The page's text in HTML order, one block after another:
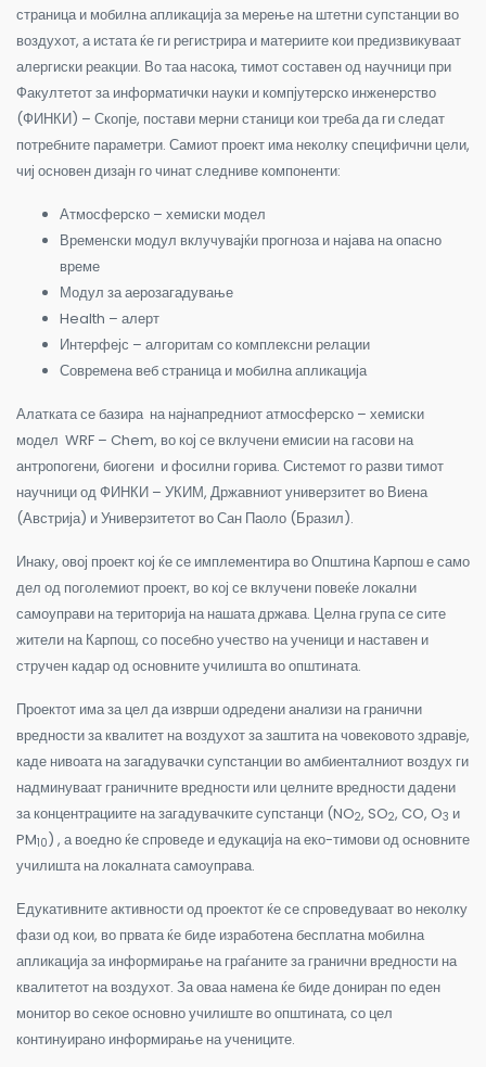
страница и мобилна апликација за мерење на штетни супстанции во
воздухот, а истата ќе ги регистрира и материите кои предизвикуваат
алергиски реакции. Во таа насока, тимот составен од научници при
Факултетот за информатички науки и компјутерско инженерство
(ФИНКИ) – Скопје, постави мерни станици кои треба да ги следат
потребните параметри. Самиот проект има неколку специфични цели,
чиј основен дизајн го чинат следниве компоненти:
Атмосферско – хемиски модел
Временски модул вклучувајќи прогноза и најава на опасно
време
Модул за аерозагадување
Health – алерт
Интерфејс – алгоритам со комплексни релации
Современа веб страница и мобилна апликација
Алатката се базира на најнапредниот атмосферско – хемиски
модел WRF – Chem, во кој се вклучени емисии на гасови на
антропогени, биогени и фосилни горива. Системот го разви тимот
научници од ФИНКИ – УКИМ, Државниот универзитет во Виена
(Австрија) и Универзитетот во Сан Паоло (Бразил).
Инаку, овој проект кој ќе се имплементира во Општина Карпош е само
дел од поголемиот проект, во кој се вклучени повеќе локални
самоуправи на територија на нашата држава. Целна група се сите
жители на Карпош, со посебно учество на ученици и наставен и
стручен кадар од основните училишта во општината.
Проектот има за цел да изврши одредени анализи на гранични
вредности за квалитет на воздухот за заштита на човековото здравје,
каде нивоата на загадувачки супстанции во амбиенталниот воздух ги
надминуваат граничните вредности или целните вредности дадени
за концентрациите на загадувачките супстанци (NO2, SO2, CO, O3 и
PM10) , а воедно ќе спроведе и едукација на еко-тимови од основните
училишта на локалната самоуправа.
Едукативните активности од проектот ќе се спроведуваат во неколку
фази од кои, во првата ќе биде изработена бесплатна мобилна
апликација за информирање на граѓаните за гранични вредности на
квалитетот на воздухот. За оваа намена ќе биде дониран по еден
монитор во секое основно училиште во општината, со цел
континуирано информирање на учениците.